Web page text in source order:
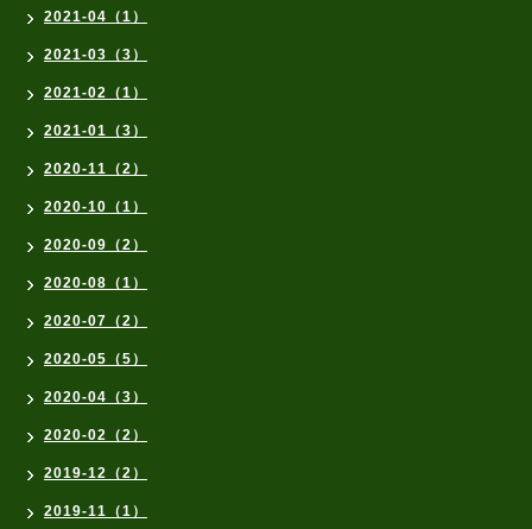
2021-04（1）
2021-03（3）
2021-02（1）
2021-01（3）
2020-11（2）
2020-10（1）
2020-09（2）
2020-08（1）
2020-07（2）
2020-05（5）
2020-04（3）
2020-02（2）
2019-12（2）
2019-11（1）